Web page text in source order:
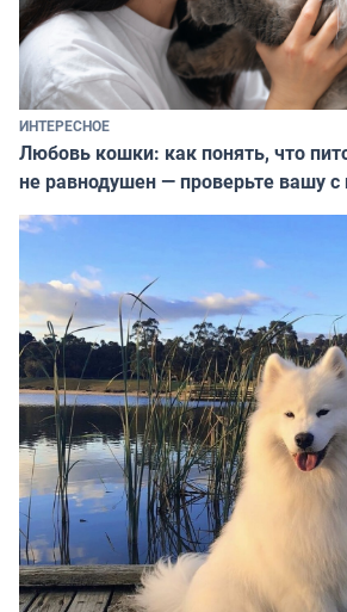
ИНТЕРЕСНОЕ
Любовь кошки: как понять, что
не равнодушен — проверьте вашу с